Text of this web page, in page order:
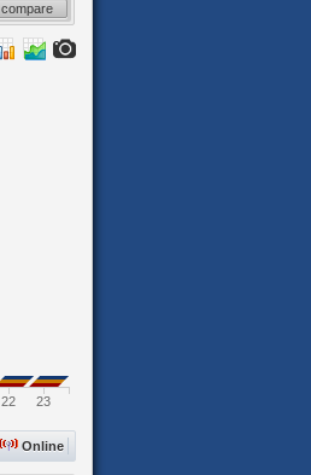
compare
22 23
Online